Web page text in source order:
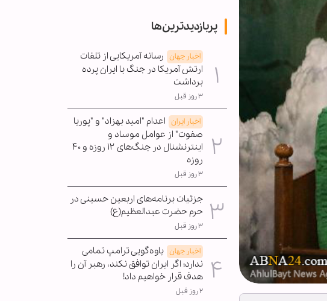
پربازدیدترین‌ها
اخبار جهان رسانه آمریکایی از تلفات
ارتش آمریکا در جنگ با ایران پرده
برداشت
۳ روز قبل
اخبار ایران اعدام "امید بهزاد" و "پوریا
صفوت" از عوامل موساد و
اینترنشنال در جنگ‌های ۱۲ روزه و ۴۰
روزه
۳ روز قبل
جزئیات برنامه‌های اربعین حسینی در
حرم حضرت عبدالعظیم(ع)
۳ روز قبل
اخبار جهان یاوه‌گویی ترامپ تمامی
ندارد؛ اگر ایران توافق نکند، رهبر آن را
هدف قرار خواهیم داد!
۲ روز قبل